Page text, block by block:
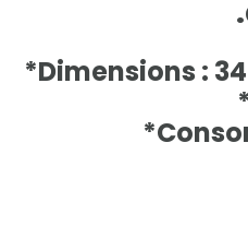
Dimensions :